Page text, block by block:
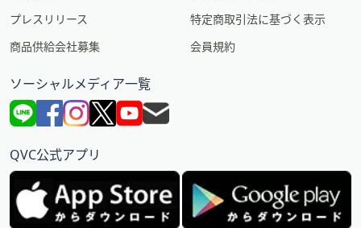
プレスリリース
商品供給会社募集
特定商取引法に基づく表示
会員規約
ソーシャルメディア一覧
QVC公式アプリ